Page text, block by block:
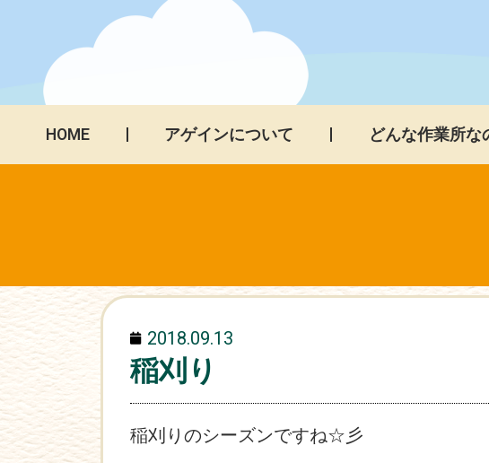
HOME アゲインについて どんな作業所な
2018.09.13
稲刈り
稲刈りのシーズンですね☆彡